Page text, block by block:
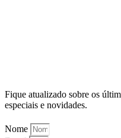
Fique atualizado sobre os
especiais e novidades.
Nome